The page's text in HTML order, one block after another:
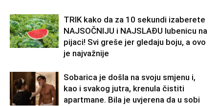
TRIK kako da za 10 sekundi izaberete
NAJSOČNIJU i NAJSLAĐU lubenicu na
pijaci! Svi greše jer gledaju boju, a ovo
je najvažnije
Sobarica je došla na svoju smjenu i,
kao i svakog jutra, krenula čistiti
apartmane. Bila je uvjerena da u sobi